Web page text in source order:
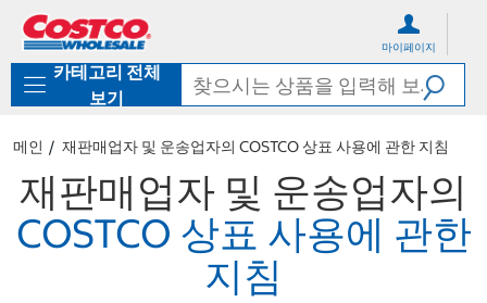
로
기
가
마이페이지
카테고리 전체
보기
메인 재판매업자 및 운송업자의 COSTCO 상표 사용에 관한 지침
재판매업자 및 운송업자의
COSTCO 상표 사용에 관한
지침